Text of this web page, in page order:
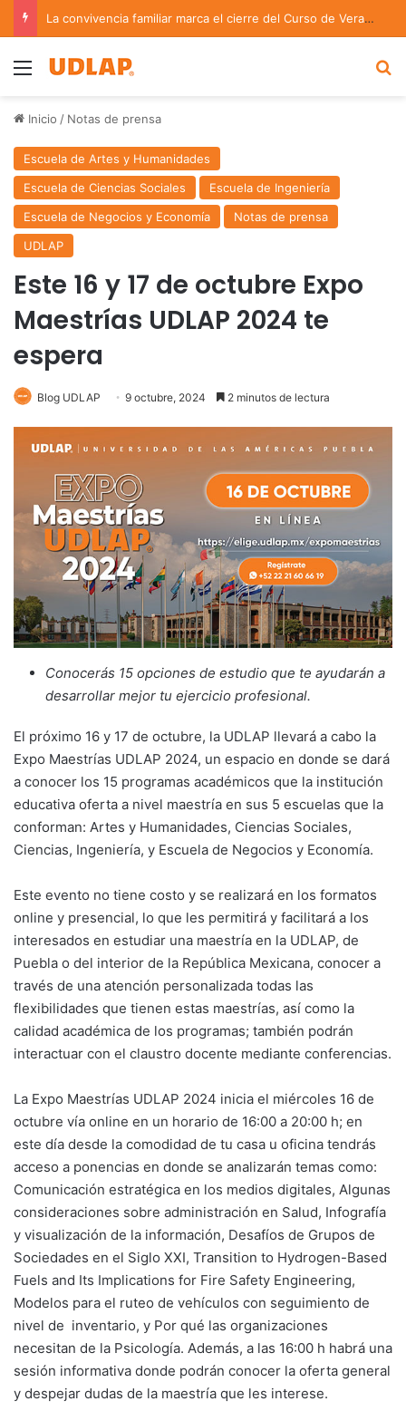
La convivencia familiar marca el cierre del Curso de Verano de Escuelas Aztecas
Menu
Inicio / Notas de prensa
Escuela de Artes y Humanidades
Escuela de Ciencias Sociales
Escuela de Ingeniería
Escuela de Negocios y Economía
Notas de prensa
UDLAP
Este 16 y 17 de octubre Expo
Maestrías UDLAP 2024 te
espera
Blog UDLAP 9 octubre, 2024 2 minutos de lectura
Conocerás 15 opciones de estudio que te ayudarán a
desarrollar mejor tu ejercicio profesional.
El próximo 16 y 17 de octubre, la UDLAP llevará a cabo la
Expo Maestrías UDLAP 2024, un espacio en donde se dará
a conocer los 15 programas académicos que la institución
educativa oferta a nivel maestría en sus 5 escuelas que la
conforman: Artes y Humanidades, Ciencias Sociales,
Ciencias, Ingeniería, y Escuela de Negocios y Economía.
Este evento no tiene costo y se realizará en los formatos
online y presencial, lo que les permitirá y facilitará a los
interesados en estudiar una maestría en la UDLAP, de
Puebla o del interior de la República Mexicana, conocer a
través de una atención personalizada todas las
flexibilidades que tienen estas maestrías, así como la
calidad académica de los programas; también podrán
interactuar con el claustro docente mediante conferencias.
La Expo Maestrías UDLAP 2024 inicia el miércoles 16 de
octubre vía online en un horario de 16:00 a 20:00 h; en
este día desde la comodidad de tu casa u oficina tendrás
acceso a ponencias en donde se analizarán temas como:
Comunicación estratégica en los medios digitales, Algunas
consideraciones sobre administración en Salud, Infografía
y visualización de la información, Desafíos de Grupos de
Sociedades en el Siglo XXI, Transition to Hydrogen-Based
Fuels and Its Implications for Fire Safety Engineering,
Modelos para el ruteo de vehículos con seguimiento de
nivel de inventario, y Por qué las organizaciones
necesitan de la Psicología. Además, a las 16:00 h habrá una
sesión informativa donde podrán conocer la oferta general
y despejar dudas de la maestría que les interese.